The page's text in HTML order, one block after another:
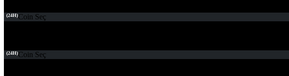
(24H)Coin Seç
(24H)Coin Seç